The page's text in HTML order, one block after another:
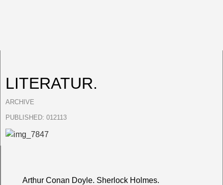
LITERATUR.
ARCHIVE
PUBLISHED: 012113
Arthur Conan Doyle. Sherlock Holmes.